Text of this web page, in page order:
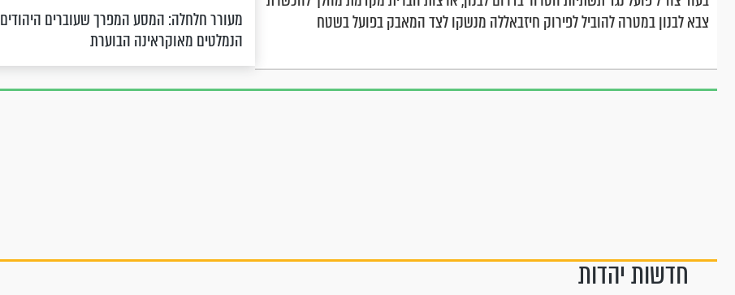
צבא לבנון במטרה להוביל לפירוק חיזבאללה מנשקו לצד המאבק בפועל בשטח
מעורר חלחלה: המסע המפרך שעוברים היהודים
הנמלטים מאוקראינה הבוערת
חדשות יהדות